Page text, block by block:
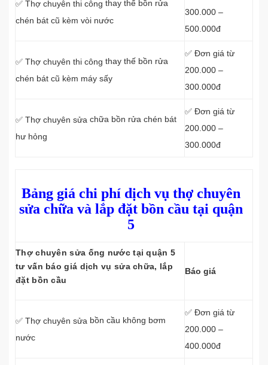
✅ Thợ chuyên thi công thay thế bồn rửa
chén bát cũ kèm vòi nước
300.000 –
500.000đ
✅ Thợ chuyên thi công thay thế bồn rửa
chén bát cũ kèm máy sấy
✅ Đơn giá từ
200.000 –
300.000đ
✅ Thợ chuyên sửa chữa bồn rửa chén bát
hư hỏng
✅ Đơn giá từ
200.000 –
300.000đ
Bảng giá chi phí dịch vụ thợ chuyên
sửa chữa và lắp đặt bồn cầu tại quận
5
Thợ chuyên sửa ống nước tại quận 5
tư vấn báo giá dịch vụ sửa chữa, lắp
đặt bồn cầu
Báo giá
✅ Thợ chuyên sửa bồn cầu không bơm
nước
✅ Đơn giá từ
200.000 –
400.000đ